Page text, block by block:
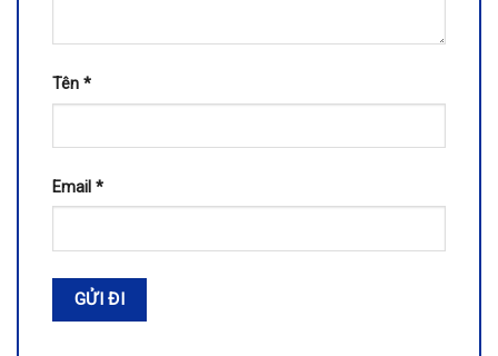
Tên *
Email *